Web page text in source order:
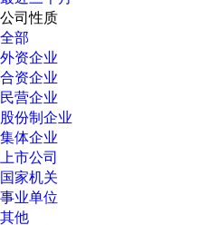
公司性质
全部
外资企业
合资企业
民营企业
股份制企业
集体企业
上市公司
国家机关
事业单位
其他